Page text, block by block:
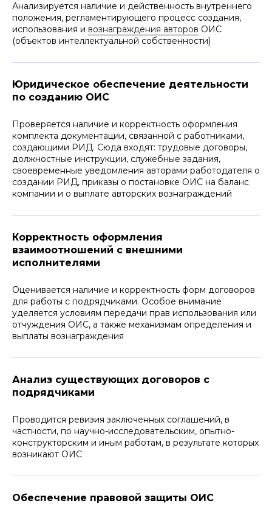
Анализируется наличие и действенность внутреннего
положения, регламентирующего процесс создания,
использования и вознаграждения авторов ОИС
(объектов интеллектуальной собственности)
Юридическое обеспечение деятельности
по созданию ОИС
Проверяется наличие и корректность оформления
комплекта документации, связанной с работниками,
создающими РИД. Сюда входят: трудовые договоры,
должностные инструкции, служебные задания,
своевременные уведомления авторами работодателя о
создании РИД, приказы о постановке ОИС на баланс
компании и о выплате авторских вознаграждений
Корректность оформления
взаимоотношений с внешними
исполнителями
Оценивается наличие и корректность форм договоров
для работы с подрядчиками. Особое внимание
уделяется условиям передачи прав использования или
отчуждения ОИС, а также механизмам определения и
выплаты вознаграждения
Анализ существующих договоров с
подрядчиками
Проводится ревизия заключенных соглашений, в
частности, по научно-исследовательским, опытно-
конструкторским и иным работам, в результате которых
возникают ОИС
Обеспечение правовой защиты ОИС
МОРОЗОВ НИКИТА
АЛЕКСЕЕВИЧ
+7
Отправить
руководитель блока регистрации
товарных знаков и промышленных
образцов